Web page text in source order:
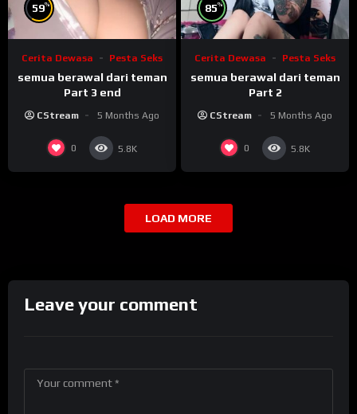
59%
Cerita Dewasa Pesta Seks
semua berawal dari teman
Part 3 end
CStream 5 Months Ago
0 5.8K
85%
Cerita Dewasa Pesta Seks
semua berawal dari teman
Part 2
CStream 5 Months Ago
0 5.8K
LOAD MORE
Leave your comment